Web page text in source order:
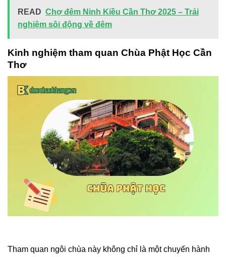
READ Chợ đêm Ninh Kiều Cần Thơ 2025 – Trải
nghiệm sôi động về đêm
Kinh nghiệm tham quan Chùa Phật Học Cần
Thơ
Tham quan ngôi chùa này không chỉ là một chuyến hành